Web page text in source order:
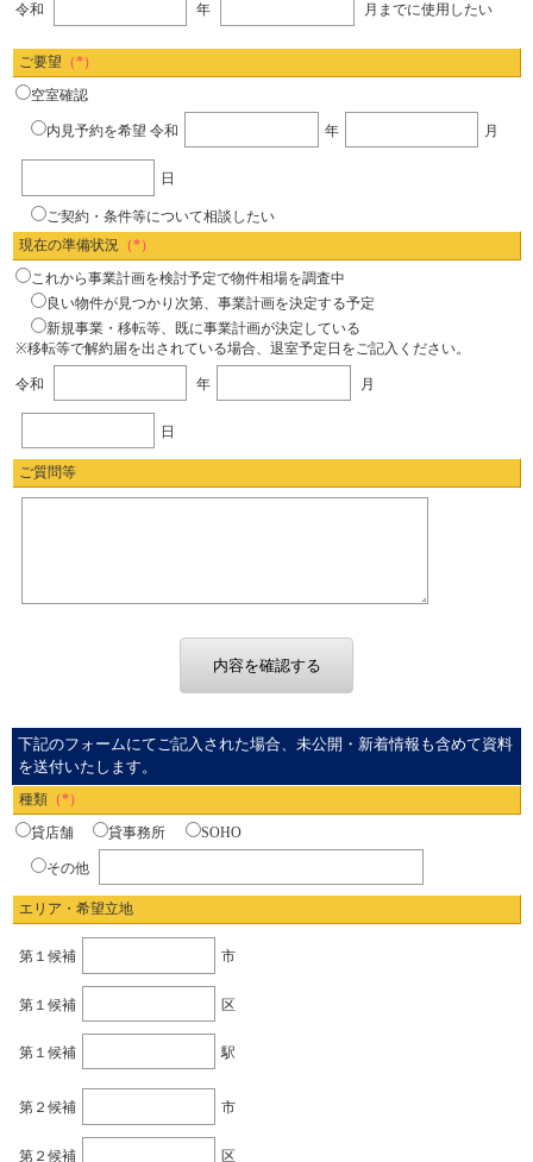
令和 年 月までに使用したい
ご要望 （*）
空室確認
内見予約を希望 令和 年 月
日
ご契約・条件等について相談したい
現在の準備状況
（*）
これから事業計画を検討予定で物件相場を調査中
良い物件が見つかり次第、事業計画を決定する予定
新規事業・移転等、既に事業計画が決定している
※移転等で解約届を出されている場合、退室予定日をご記入ください。
令和 年 月
日
ご質問等
下記のフォームにてご記入された場合、未公開・新着情報も含めて資料
を送付いたします。
種類 （*）
貸店舗 貸事務所 SOHO
その他
エリア・希望立地
第１候補 市
第１候補 区
第１候補 駅
第２候補 市
第２候補 区